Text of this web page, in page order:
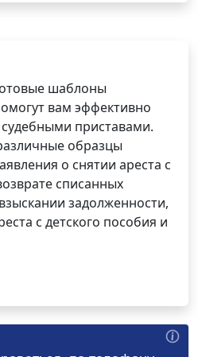
шаблоны
вам эффективно
приставами.
образцы
о снятии ареста с
списанных
задолженности,
с детского пособия и